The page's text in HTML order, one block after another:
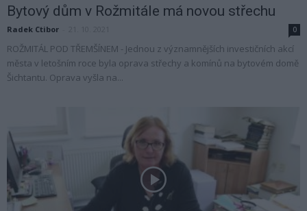
Bytový dům v Rožmitále má novou střechu
Radek Ctibor 0
ROŽMITÁL POD TŘEMŠÍNEM - Jednou z významnějších investičních akcí
města v letošním roce byla oprava střechy a komínů na bytovém domě
Šichtantu. Oprava vyšla na...